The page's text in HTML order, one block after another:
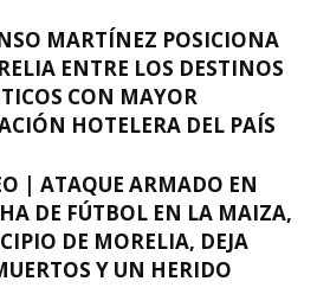
MARTÍNEZ POSICIONA
ENTRE LOS DESTINOS
CON MAYOR
HOTELERA DEL PAÍS
| ATAQUE ARMADO EN
DE FÚTBOL EN LA MAIZA,
DE MORELIA, DEJA
Y UN HERIDO